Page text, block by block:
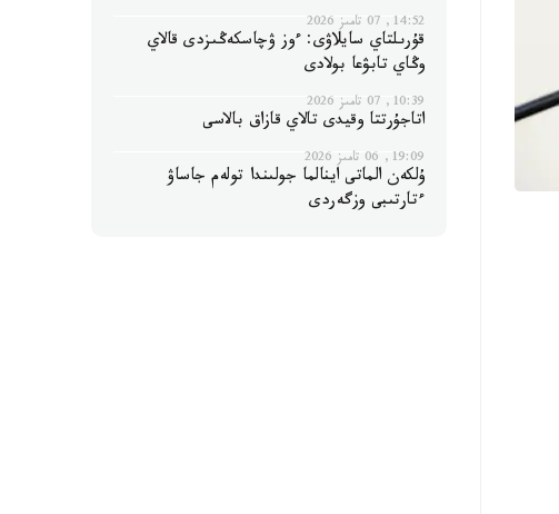
14:52, 07 تامىز 2026
قۇرىلتاي سايلاۋى: ءوز ۋچاسكەڭىزدى قالاي
وڭاي تابۋعا بولادى
10:39, 07 تامىز 2026
اتاجۇرتتا وقيدى تالاي قازاق بالاسى
19:09, 06 تامىز 2026
ۇلكەن الماتى اينالما جولىندا تولەم جاساۋ
ءتارتىبى وزگەردى